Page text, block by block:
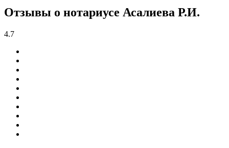
Отзывы о нотариусе Асалиева Р.И.
4.7